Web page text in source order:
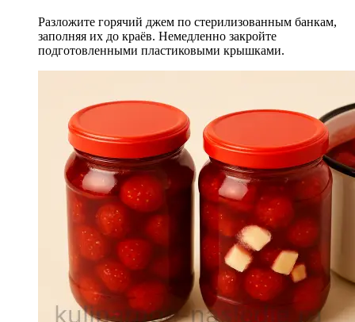
Разложите горячий джем по стерилизованным банкам,
заполняя их до краёв. Немедленно закройте
подготовленными пластиковыми крышками.